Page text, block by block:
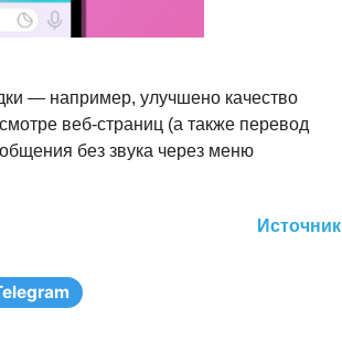
— например, улучшено качество
веб-страниц (а также перевод
без звука через меню
Источник